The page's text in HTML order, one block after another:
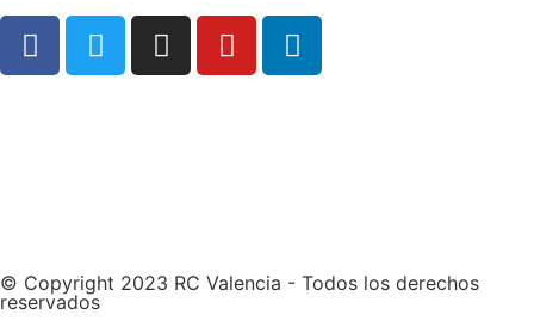
© Copyright 2023 RC Valencia - Todos los derechos
reservados